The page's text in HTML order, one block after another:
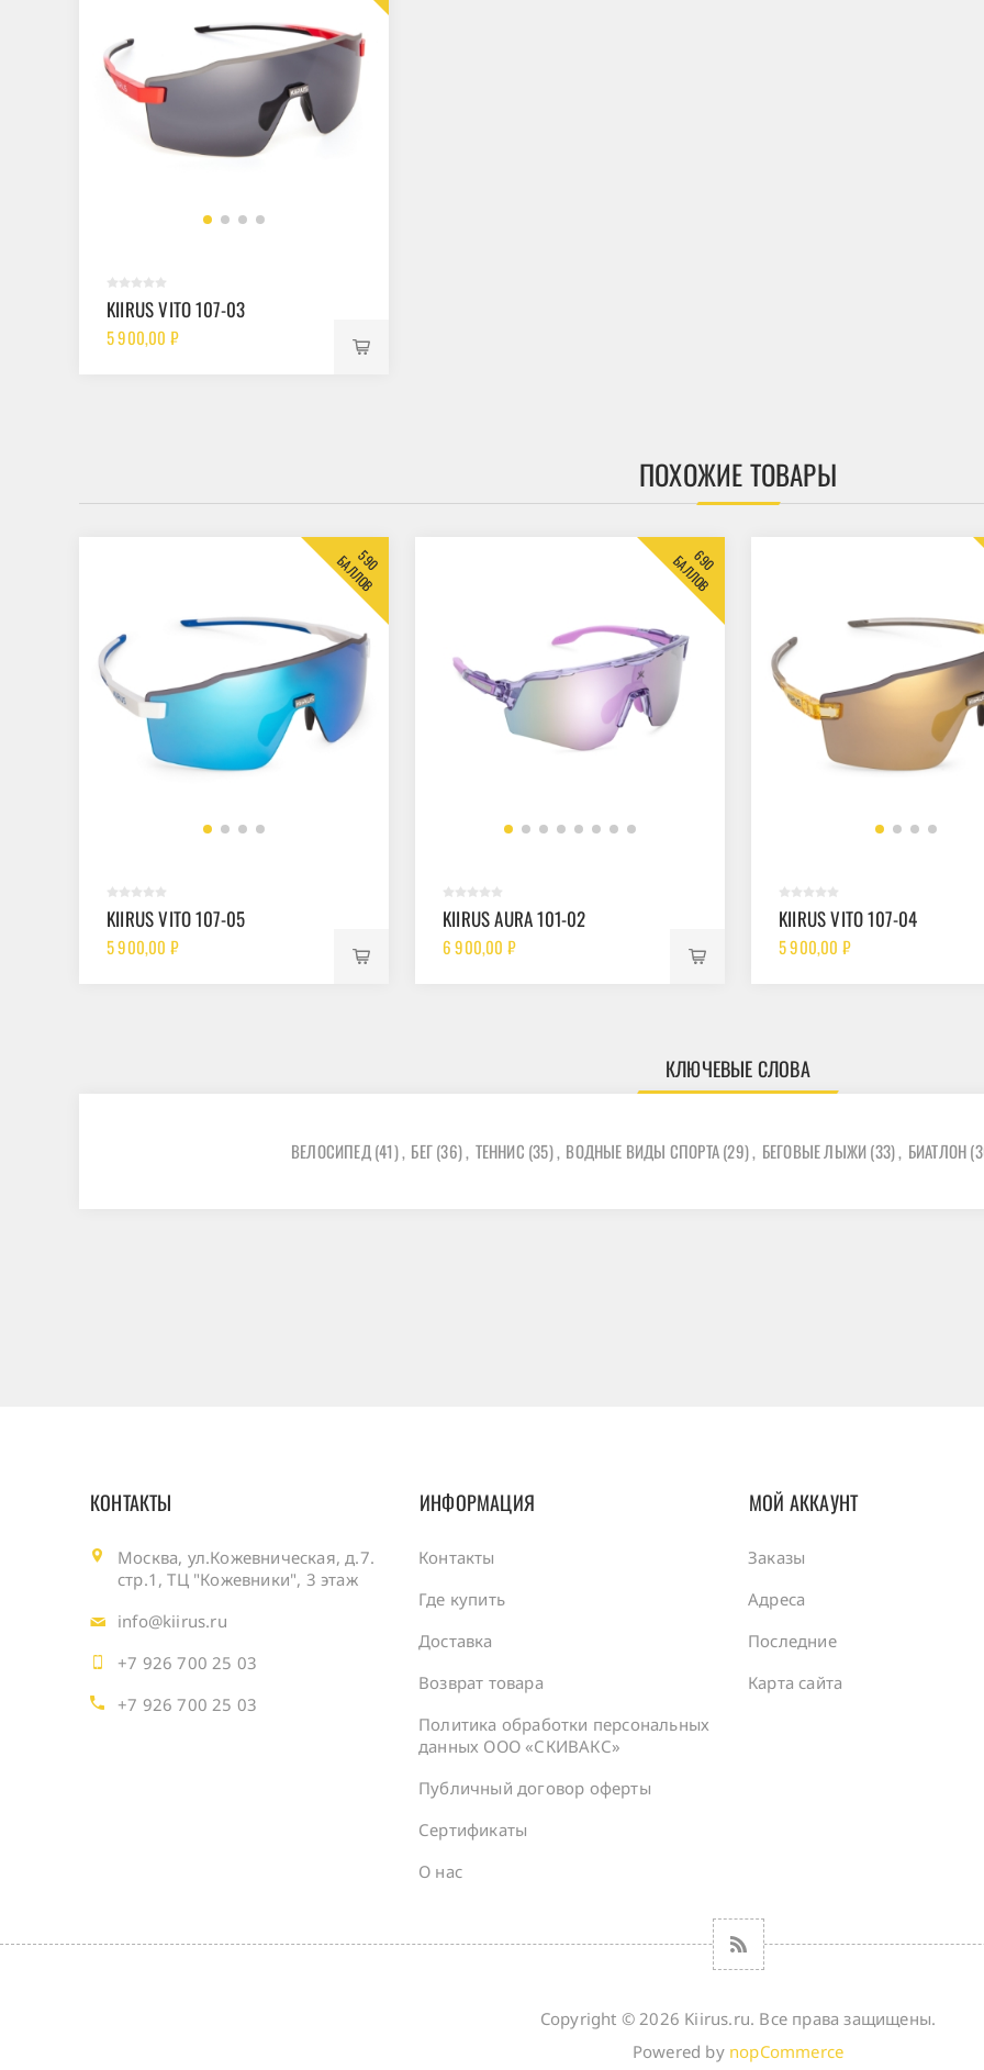
KIIRUS VITO 107-03
5 900,00 ₽
ПОХОЖИЕ ТОВАРЫ
KIIRUS VITO 107-05
5 900,00 ₽
590
БАЛЛОВ
KIIRUS AURA 101-02
6 900,00 ₽
690
БАЛЛОВ
KIIRUS VITO 107-04
5 900,00 ₽
КЛЮЧЕВЫЕ СЛОВА
ВЕЛОСИПЕД(41), БЕГ(36), ТЕННИС (35), ВОДНЫЕ ВИДЫ СПОРТА(29), БЕГОВЫЕ ЛЫЖИ(33), БИАТЛОН
КОНТАКТЫ
Москва, ул.Кожевническая, д.7.
стр.1, ТЦ "Кожевники", 3 этаж
info@kiirus.ru
+7 926 700 25 03
+7 926 700 25 03
ИНФОРМАЦИЯ
Контакты
Где купить
Доставка
Возврат товара
Политика обработки персональных
данных ООО «СКИВАКС»
Публичный договор оферты
Сертификаты
О нас
МОЙ АККАУНТ
Заказы
Адреса
Последние
Карта сайта
Copyright © 2026 Kiirus.ru. Все права защищены.
Powered by nopCommerce